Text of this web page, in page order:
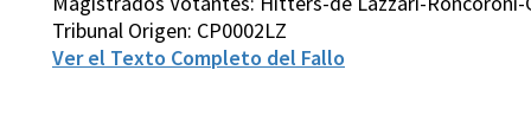
Tribunal Origen: CP0002LZ
Ver el Texto Completo del Fallo